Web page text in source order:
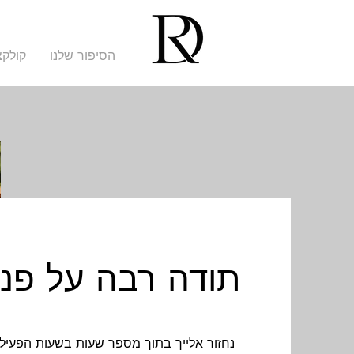
הסיפור שלנו
תודה רבה על
נחזור אלייך בתוך מספר שעות בשעות